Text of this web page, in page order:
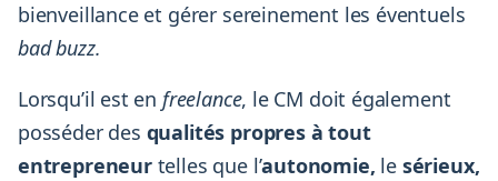
bienveillance et gérer sereinement les éventuels
bad buzz.
Lorsqu’il est en freelance, le CM doit également
posséder des qualités propres à tout
entrepreneur telles que l’autonomie, le sérieux,